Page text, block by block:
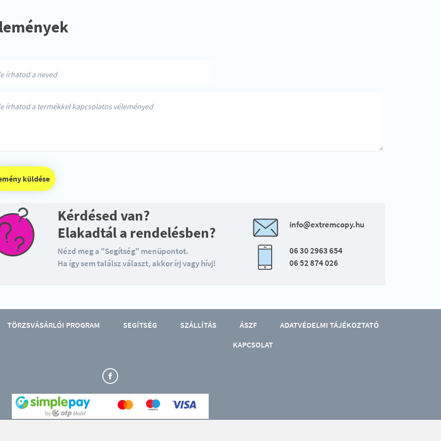
vélemény küldése
Kérdésed van?
Elakadtál a rendelésben?
Nézd meg a "Segítség" menüpontot.
Ha így sem találsz választ, akkor írj vagy hívj!
info@extremcopy.hu
06 30 2963 654
06 52 874 026
TÖRZSVÁSÁRLÓI PROGRAM SEGÍTSÉG SZÁLLÍTÁS ÁSZF
ADATVÉDELMI TÁJÉKOZTATÓ
KAPCSOLAT